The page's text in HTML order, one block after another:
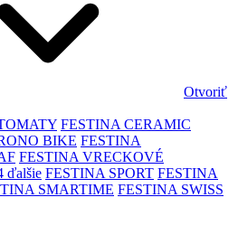
Otvoriť
FESTINA CERAMIC
BIKE FESTINA
FESTINA VRECKOVÉ
ďalšie FESTINA SPORT FESTINA
SMARTIME FESTINA SWISS